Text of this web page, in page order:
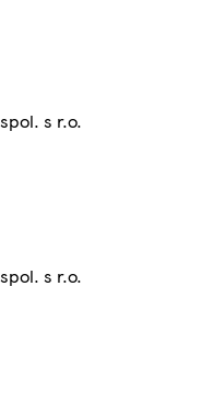
s r.o.
s r.o.